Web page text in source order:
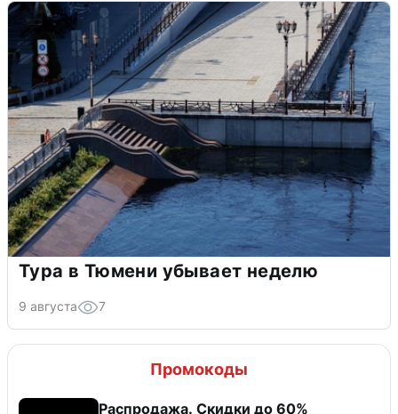
Тура в Тюмени убывает неделю
9 августа 7
Промокоды
Распродажа. Скидки до 60%